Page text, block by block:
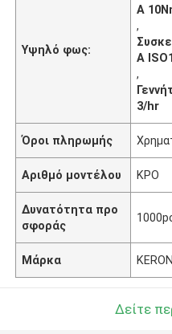
Υψηλό φως:
A
,
A
,
3/hr
Όροι πληρωμής
Αριθμό μοντέλου ΚΡΟ
Δυνατότητα προ
σφοράς
Μάρκα
Δείτε